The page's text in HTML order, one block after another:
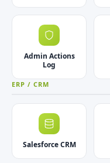
Admin Actions
Log
ERP / CRM
Salesforce CRM